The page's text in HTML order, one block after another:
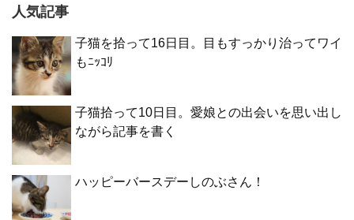
人気記事
子猫を拾って16日目。目もすっかり治ってワイ
もﾆｯｺﾘ
子猫拾って10日目。愛娘との出会いを思い出し
ながら記事を書く
ハッピーバースデーしのぶさん！